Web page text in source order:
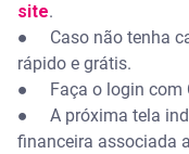
site.
● Caso não tenha
rápido e grátis.
● Faça o login com
● A próxima tela
financeira associada